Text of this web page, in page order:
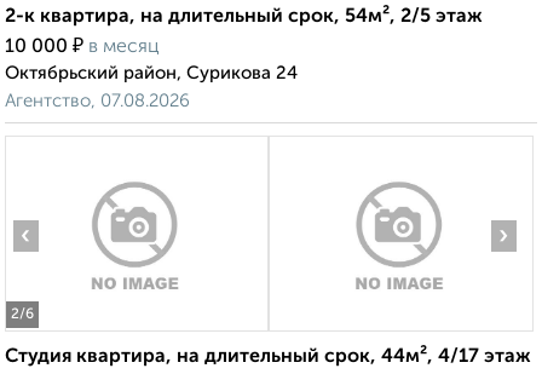
2-к квартира, на длительный срок, 54м², 2/5 этаж
10 000 ₽ в месяц
Октябрьский район, Сурикова 24
Агентство, 07.08.2026
2/6
‹ ›
Студия квартира, на длительный срок, 44м², 4/17 этаж